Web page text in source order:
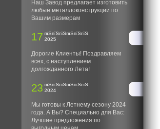
Наш Завод предлагает изготовить
любые металлоконструкции по
Вашим размерам
17 пїЅпїЅпїЅпїЅпїЅпїЅ
2025
Дорогие Клиенты! Поздравляем
всех, с наступлением
долгожданного Лета!
23 пїЅпїЅпїЅпїЅпїЅпїЅ
2024
Мы готовы к Летнему сезону 2024
года. А Вы? Специально для Вас:
Лучшие предложения по